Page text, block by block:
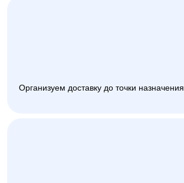
Организуем доставку до точки назначения